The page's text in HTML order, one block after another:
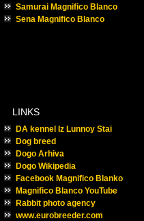
Samurai Magnifico Blanco
Sena Magnifico Blanco
LINKS
DA kennel Iz Lunnoy Stai
Dog breed
Dogo Arhiva
Dogo Wikipedia
Facebook Magnifico Blanko
Magnifico Blanco YouTube
Rabbit photo agency
www.eurobreeder.com